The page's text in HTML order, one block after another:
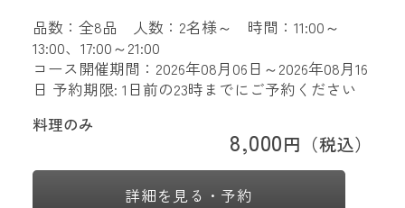
料理のみ
8,000円（税込）
品数：全8品 人数：2名様～ 時間：11:00～
13:00、17:00～21:00
コース開催期間：2026年08月06日～2026年08月16
日 予約期限: 1日前の23時までにご予約ください
詳細を見る・予約